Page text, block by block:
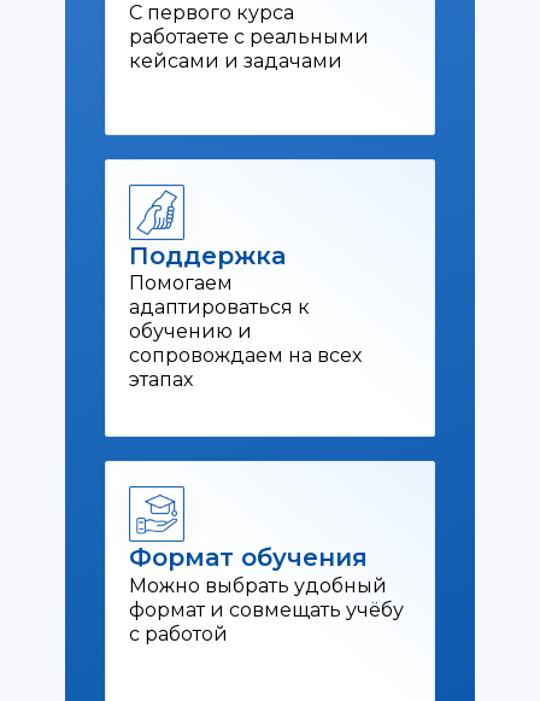
С первого курса
работаете с реальными
кейсами и задачами
Поддержка
Помогаем
адаптироваться к
обучению и
сопровождаем на всех
этапах
Формат обучения
Можно выбрать удобный
формат и совмещать учёбу
с работой